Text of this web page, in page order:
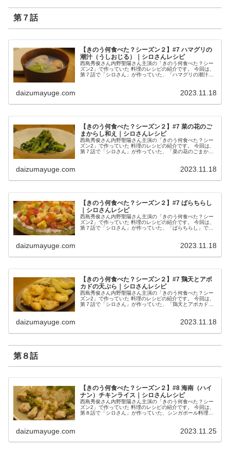
第７話
【きのう何食べた？シーズン２】#7 ハマグリの
潮汁（うしおじる）｜シロさんレシピ
西島秀俊さん内野聖陽さん主演の「きのう何食べた？シー
ズン2」で作っていた 料理のレシピの紹介です。 今回は、
第７話で「シロさん」が作っていた、「ハマグリの潮汁
daizumayuge.com 2023.11.18
【きのう何食べた？シーズン２】#7 菜の花のご
まからし和え｜シロさんレシピ
西島秀俊さん内野聖陽さん主演の「きのう何食べた？シー
ズン2」で作っていた 料理のレシピの紹介です。 今回は、
第７話で「シロさん」が作っていた、「菜の花のごまから
daizumayuge.com 2023.11.18
【きのう何食べた？シーズン２】#7 ばらちらし
｜シロさんレシピ
西島秀俊さん内野聖陽さん主演の「きのう何食べた？シー
ズン2」で作っていた 料理のレシピの紹介です。 今回は、
第７話で「シロさん」が作っていた、「ばらちらし」で
daizumayuge.com 2023.11.18
【きのう何食べた？シーズン２】#7 鶏天とアボ
カドの天ぷら｜シロさんレシピ
西島秀俊さん内野聖陽さん主演の「きのう何食べた？シー
ズン2」で作っていた 料理のレシピの紹介です。 今回は、
第７話で「シロさん」が作っていた、「鶏天とアボカドの
daizumayuge.com 2023.11.18
第８話
【きのう何食べた？シーズン２】#8 海南（ハイ
ナン）チキンライス｜シロさんレシピ
西島秀俊さん内野聖陽さん主演の「きのう何食べた？シー
ズン2」で作っていた 料理のレシピの紹介です。 今回は、
第８話で「シロさん」が作っていた、シンガポール料理
daizumayuge.com 2023.11.25